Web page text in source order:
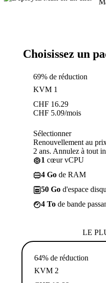
Choisissez un
69% de réduction
KVM 1
CHF 16.29
CHF 5.09/mois
Sélectionner
Renouvellement au
2 ans. Annulez à tout
1 cœur vCPU
4 Go de RAM
50 Go d'espace
4 To de bande
LE
64% de réduction
KVM 2